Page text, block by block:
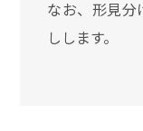
なお、形見
しします。